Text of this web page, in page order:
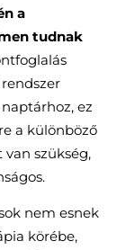
a
tudnak
ez
a különböző
szükség,
nem esnek
körébe,